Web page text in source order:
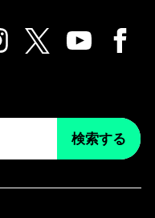
検索する